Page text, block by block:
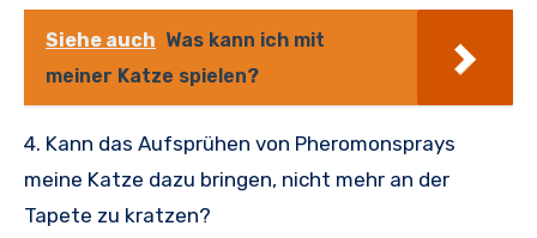
Siehe auch Was kann ich mit
meiner Katze spielen?
4. Kann das Aufsprühen von Pheromonsprays
meine Katze dazu bringen, nicht mehr an der
Tapete zu kratzen?